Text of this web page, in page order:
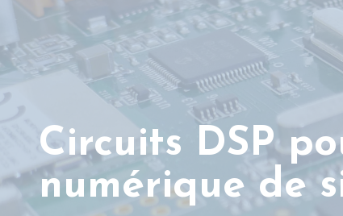
Circuits DSP
numérique de